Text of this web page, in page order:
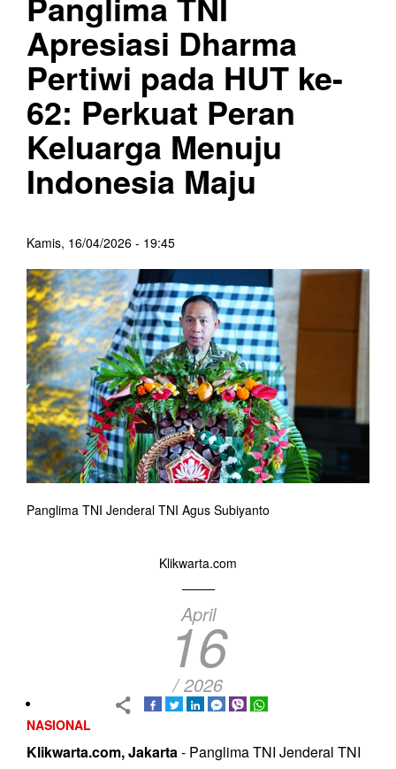
Apresiasi Dharma
Pertiwi pada HUT ke-
62: Perkuat Peran
Keluarga Menuju
Indonesia Maju
Kamis, 16/04/2026 - 19:45
Panglima TNI Jenderal TNI Agus Subiyanto
Klikwarta.com
April
16
/ 2026
NASIONAL
Klikwarta.com, Jakarta- Panglima TNI Jenderal TNI